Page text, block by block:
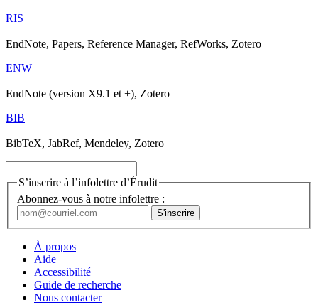
RIS
EndNote, Papers, Reference Manager, RefWorks, Zotero
ENW
EndNote (version X9.1 et +), Zotero
BIB
BibTeX, JabRef, Mendeley, Zotero
S’inscrire à l’infolettre d’Érudit
Abonnez-vous à notre infolettre :
À propos
Aide
Accessibilité
Guide de recherche
Nous contacter